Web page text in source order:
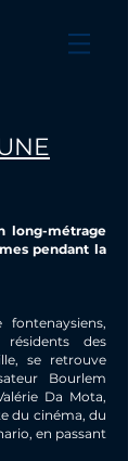
long-métrage
pendant la
des
se retrouve
Bourlem
Da Mota,
du cinéma, du
en passant